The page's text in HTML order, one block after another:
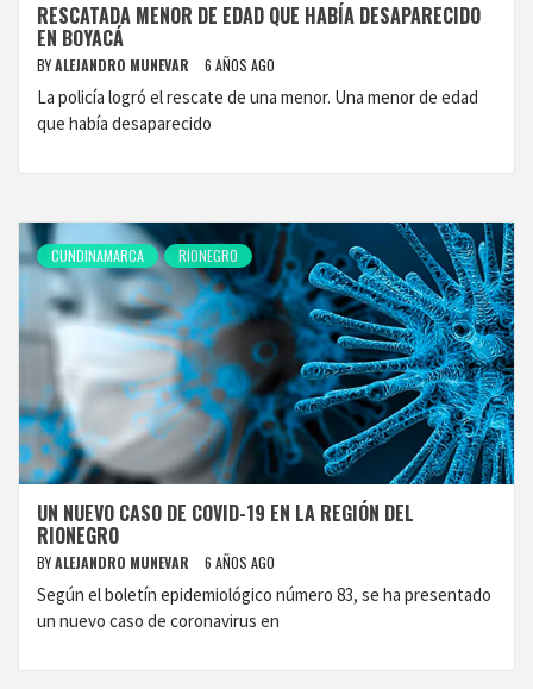
RESCATADA MENOR DE EDAD QUE HABÍA DESAPARECIDO
EN BOYACÁ
BYALEJANDRO MUNEVAR 6 AÑOS AGO
La policía logró el rescate de una menor. Una menor de edad
que había desaparecido
CUNDINAMARCA RIONEGRO
UN NUEVO CASO DE COVID-19 EN LA REGIÓN DEL
RIONEGRO
BYALEJANDRO MUNEVAR 6 AÑOS AGO
Según el boletín epidemiológico número 83, se ha presentado
un nuevo caso de coronavirus en